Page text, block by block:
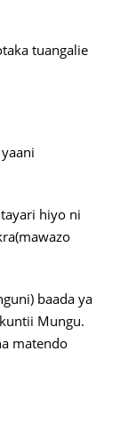
tuangalie
hiyo ni
baada ya
Mungu.
matendo